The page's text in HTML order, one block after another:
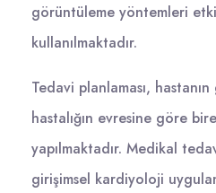
görüntüleme yöntemleri
kullanılmaktadır.
Tedavi planlaması,
hastalığın evresine göre
yapılmaktadır. Medikal
girişimsel kardiyoloji